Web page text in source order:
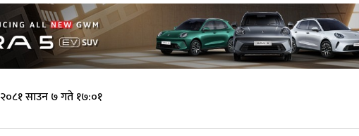
२०८१ साउन ७ गते १७:०१